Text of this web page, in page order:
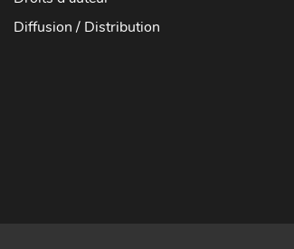
Diffusion / Distribution